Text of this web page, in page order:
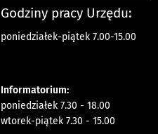
Godziny pracy Urzędu:
poniedziałek-piątek 7.00-15.00
Informatorium:
poniedziałek 7.30 - 18.00
wtorek-piątek 7.30 - 15.00